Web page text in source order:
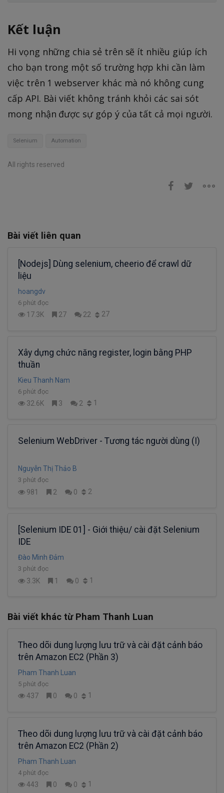
Kết luận
Hi vọng những chia sẻ trên sẽ ít nhiều giúp ích
cho bạn trong một số trường hợp khi cần làm
việc trên 1 webserver khác mà nó không cung
cấp API. Bài viết không tránh khỏi các sai sót
mong nhận được sự góp ý của tất cả mọi người.
Selenium Automation
All rights reserved
Bài viết liên quan
[Nodejs] Dùng selenium, cheerio để crawl dữ
liệu
hoangdv
6 phút đọc
17.3K 27 22 27
Xây dựng chức năng register, login bằng PHP
thuần
Kieu Thanh Nam
6 phút đọc
32.6K 3 2 1
Selenium WebDriver - Tương tác người dùng (I)
Nguyễn Thị Thảo B
3 phút đọc
981 2 0 2
[Selenium IDE 01] - Giới thiệu/ cài đặt Selenium
IDE
Đào Minh Đảm
3 phút đọc
3.3K 1 0 1
Bài viết khác từ Pham Thanh Luan
Theo dõi dung lượng lưu trữ và cài đặt cảnh báo
trên Amazon EC2 (Phần 3)
Pham Thanh Luan
5 phút đọc
437 0 0 1
Theo dõi dung lượng lưu trữ và cài đặt cảnh báo
trên Amazon EC2 (Phần 2)
Pham Thanh Luan
4 phút đọc
443 0 0 1